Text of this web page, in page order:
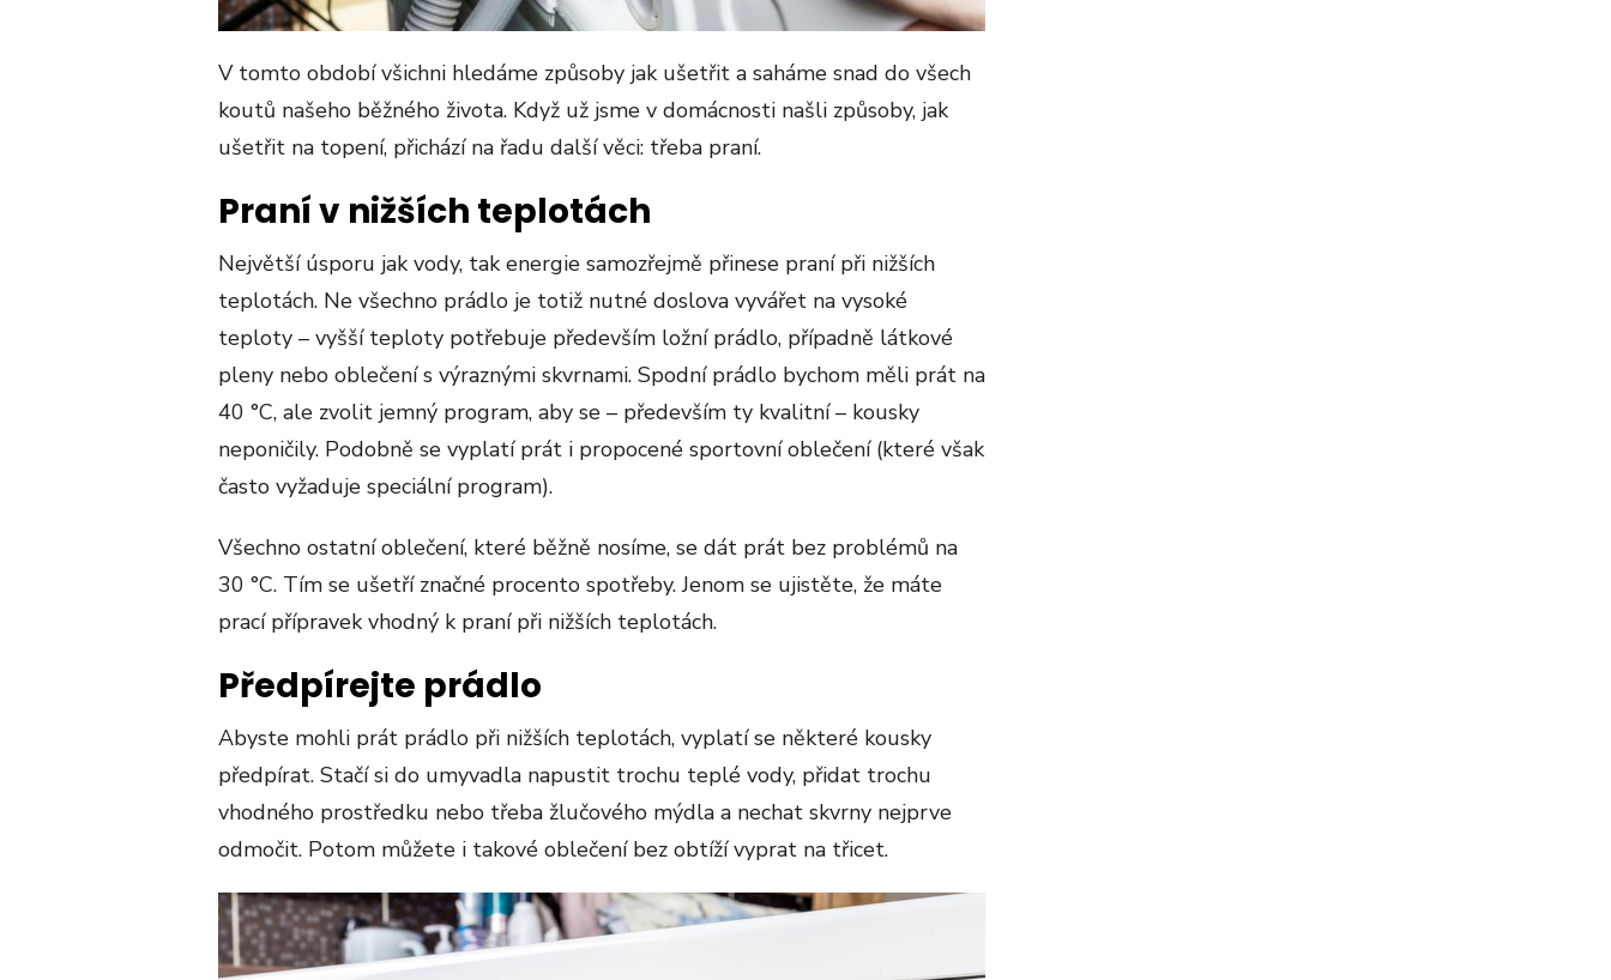
V tomto období všichni hledáme způsoby jak ušetřit a saháme snad do všech
koutů našeho běžného života. Když už jsme v domácnosti našli způsoby, jak
ušetřit na topení, přichází na řadu další věci: třeba praní.
Praní v nižších teplotách
Největší úsporu jak vody, tak energie samozřejmě přinese praní při nižších
teplotách. Ne všechno prádlo je totiž nutné doslova vyvářet na vysoké
teploty – vyšší teploty potřebuje především ložní prádlo, případně látkové
pleny nebo oblečení s výraznými skvrnami. Spodní prádlo bychom měli prát na
40 °C, ale zvolit jemný program, aby se – především ty kvalitní – kousky
neponičily. Podobně se vyplatí prát i propocené sportovní oblečení (které však
často vyžaduje speciální program).
Všechno ostatní oblečení, které běžně nosíme, se dát prát bez problémů na
30 °C. Tím se ušetří značné procento spotřeby. Jenom se ujistěte, že máte
prací přípravek vhodný k praní při nižších teplotách.
Předpírejte prádlo
Abyste mohli prát prádlo při nižších teplotách, vyplatí se některé kousky
předpírat. Stačí si do umyvadla napustit trochu teplé vody, přidat trochu
vhodného prostředku nebo třeba žlučového mýdla a nechat skvrny nejprve
odmočit. Potom můžete i takové oblečení bez obtíží vyprat na třicet.